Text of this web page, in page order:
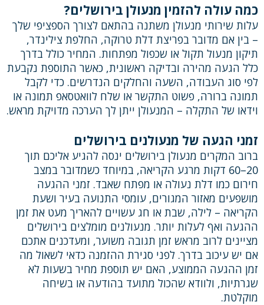
כמה עולה להזמין מנעולן בירושלים?
עלות שירותי מנעולן משתנה בהתאם לצורך הספציפי שלך
– בין אם מדובר בפריצת דלת טרוקה, החלפת צילינדר,
תיקון מנעול תקול או שכפול מפתחות. המחיר כולל בדרך
כלל הגעה מהירה ובדיקה ראשונית, כאשר התוספת נקבעת
לפי סוג העבודה, השעה והחלקים הנדרשים. כדי לקבל
תמונה ברורה, פשוט התקשר או שלח לוואטסאפ תמונה או
וידאו של התקלה – המנעולן ייתן לך הערכה מדויקת מראש.
זמני הגעה של מנעולנים בירושלים
ברוב המקרים מנעולן בירושלים ינסה להגיע אליכם תוך
20–60 דקות מרגע הקריאה, במיוחד כשמדובר במצב
חירום כמו דלת נעולה או מפתח שאבד. זמני ההגעה
מושפעים מאזור המגורים, עומסי התנועה בעיר ושעת
הקריאה – לילה, שבת או חג עשויים להאריך מעט את זמן
ההגעה ואף לעלות יותר. מנעולנים מומלצים בירושלים
מציינים לרוב מראש זמן תגובה משוער, ומעדכנים אתכם
אם יש עיכוב בדרך. לפני סגירת ההזמנה כדאי לשאול מה
זמן ההגעה הממוצע, האם יש תוספת מחיר בשעות לא
שגרתיות, ולוודא שהכול מתועד בהודעה או בשיחה
מוקלטת.